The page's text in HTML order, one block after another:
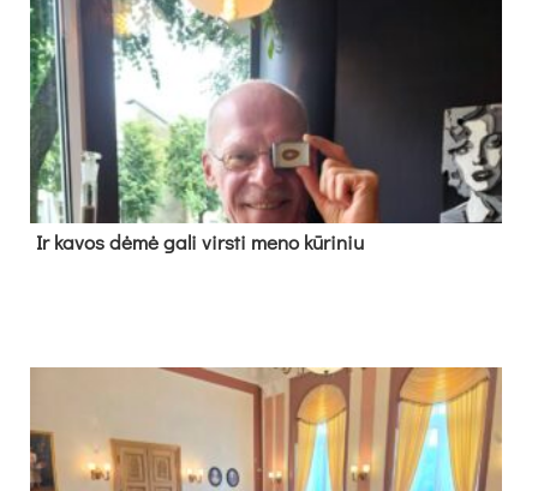
Ir ka­vos dė­mė ga­li virs­ti me­no kū­ri­niu